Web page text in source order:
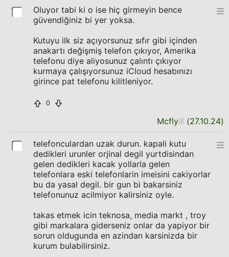
Oluyor tabi ki o ise hiç girmeyin bence
güvendiğiniz bi yer yoksa.
Kutuyu ilk siz açıyorsunuz sıfır gibi içinden
anakartı değişmiş telefon çıkıyor, Amerika
telefonu diye aliyosunuz çalıntı çıkıyor
kurmaya çalışıyorsunuz iCloud hesabınızı
girince pat telefonu kilitleniyor.
0
Mcfly (27.10.24)
telefonculardan uzak durun. kapali kutu
dedikleri urunler orjinal degil yurtdisindan
gelen dedikleri kacak yollarla gelen
telefonlara eski telefonlarin imeisini cakiyorlar
bu da yasal degil. bir gun bi bakarsiniz
telefonunuz acilmiyor kalirsiniz oyle.
takas etmek icin teknosa, media markt , troy
gibi markalara giderseniz onlar da yapiyor bir
sorun oldugunda en azindan karsinizda bir
kurum bulabilirsiniz.